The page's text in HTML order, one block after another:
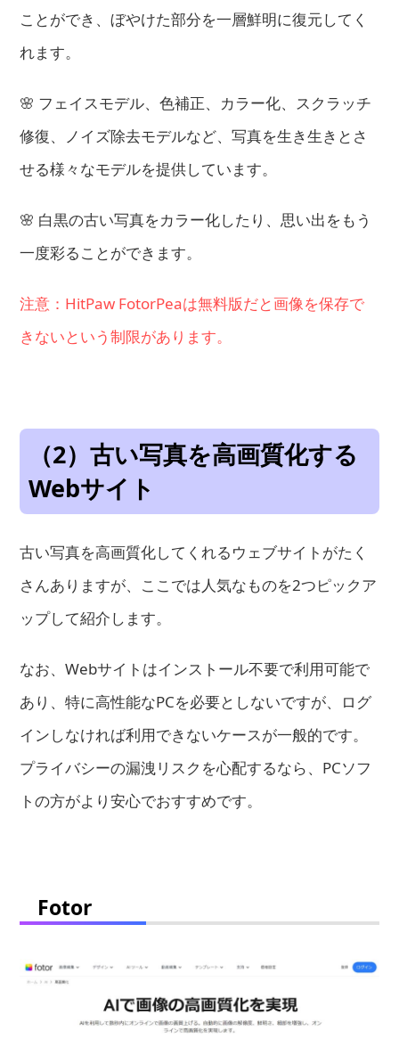
ことができ、ぼやけた部分を一層鮮明に復元してく
れます。
🌸 フェイスモデル、色補正、カラー化、スクラッチ
修復、ノイズ除去モデルなど、写真を生き生きとさ
せる様々なモデルを提供しています。
🌸 白黒の古い写真をカラー化したり、思い出をもう
一度彩ることができます。
注意：HitPaw FotorPeaは無料版だと画像を保存で
きないという制限があります。
（2）古い写真を高画質化する
Webサイト
古い写真を高画質化してくれるウェブサイトがたく
さんありますが、ここでは人気なものを2つピックア
ップして紹介します。
なお、Webサイトはインストール不要で利用可能で
あり、特に高性能なPCを必要としないですが、ログ
インしなければ利用できないケースが一般的です。
プライバシーの漏洩リスクを心配するなら、PCソフ
トの方がより安心でおすすめです。
Fotor